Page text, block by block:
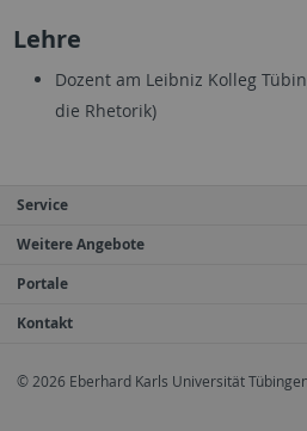
Lehre
Dozent am Leibniz Kolleg
die Rhetorik)
Service
Weitere Angebote
Portale
Kontakt
© 2026 Eberhard Karls Universität